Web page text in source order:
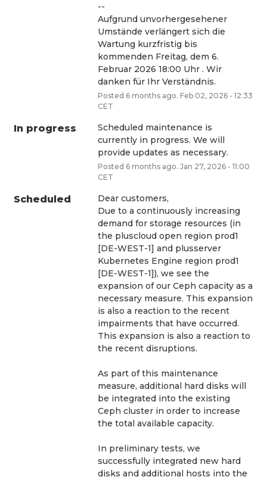
--
Aufgrund unvorhergesehener
Umstände verlängert sich die
Wartung kurzfristig bis
kommenden Freitag, dem 6.
Februar 2026 18:00 Uhr . Wir
danken für Ihr Verständnis.
Posted 6months ago. Feb 02, 2026- 12:33
CET
In progress
Scheduled maintenance is
currently in progress. We will
provide updates as necessary.
Posted 6months ago. Jan 27, 2026- 11:00
CET
Scheduled
Dear customers,
Due to a continuously increasing
demand for storage resources (in
the pluscloud open region prod1
[DE-WEST-1] and plusserver
Kubernetes Engine region prod1
[DE-WEST-1]), we see the
expansion of our Ceph capacity as a
necessary measure. This expansion
is also a reaction to the recent
impairments that have occurred.
This expansion is also a reaction to
the recent disruptions.
As part of this maintenance
measure, additional hard disks will
be integrated into the existing
Ceph cluster in order to increase
the total available capacity.
In preliminary tests, we
successfully integrated new hard
disks and additional hosts into the